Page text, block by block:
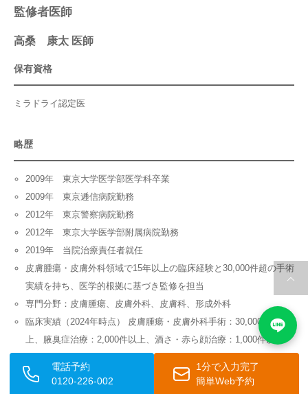
監修者医師
高桑 康太 医師
保有資格
ミラドライ認定医
略歴
2009年 東京大学医学部医学科卒業
2009年 東京逓信病院勤務
2012年 東京警察病院勤務
2012年 東京大学医学部附属病院勤務
2019年 当院治療責任者就任
皮膚腫瘍・皮膚外科領域で15年以上の臨床経験と30,000件超の手術
実績を持ち、医学的根拠に基づき監修を担当
専門分野：皮膚腫瘍、皮膚外科、皮膚科、形成外科
臨床実績（2024年時点） 皮膚腫瘍・皮膚外科手術：30,000件以
上、腋臭症治療：2,000件以上、酒さ・赤ら顔治療：1,000件以上
監修領域 皮膚腫瘍（ほくろ・粉瘤・脂肪腫など）、皮膚外科手
術、皮膚がん、一般医療コラムに関する医療情報
電話予約
0120-226-002
1分で入力完了
簡単Web予約